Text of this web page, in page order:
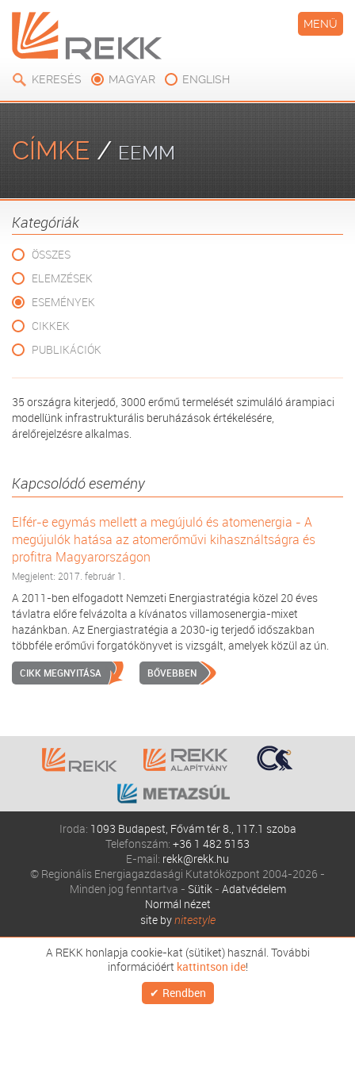
KERESÉS MAGYAR ENGLISH
MENÜ
CÍMKE / EEMM
Kategóriák
ÖSSZES
ELEMZÉSEK
ESEMÉNYEK
CIKKEK
PUBLIKÁCIÓK
35 országra kiterjedő, 3000 erőmű termelését szimuláló árampiaci
modellünk infrastrukturális beruházások értékelésére,
árelőrejelzésre alkalmas.
Kapcsolódó esemény
Elfér-e egymás mellett a megújuló és atomenergia - A
megújulók hatása az atomerőművi kihasználtságra és
profitra Magyarországon
Megjelent: 2017. február 1.
A 2011-ben elfogadott Nemzeti Energiastratégia közel 20 éves
távlatra előre felvázolta a kívánatos villamosenergia-mixet
hazánkban. Az Energiastratégia a 2030-ig terjedő időszakban
többféle erőművi forgatókönyvet is vizsgált, amelyek közül az ún.
CIKK MEGNYITÁSA BŐVEBBEN
Iroda: 1093 Budapest, Fővám tér 8., 117.1 szoba
Telefonszám: +36 1 482 5153
E-mail: rekk@rekk.hu
© Regionális Energiagazdasági Kutatóközpont 2004-2026 -
Minden jog fenntartva - Sütik- Adatvédelem
Normál nézet
site bynitestyle
A REKK honlapja cookie-kat (sütiket) használ. További
információért kattintson ide!
Rendben